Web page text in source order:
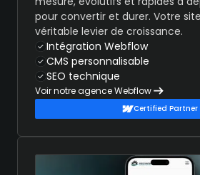
pour convertir et durer. Votre
véritable levier de croissance.
Intégration Webflow
CMS personnalisable
SEO technique
Voir notre agence Webflow
Certified Partner